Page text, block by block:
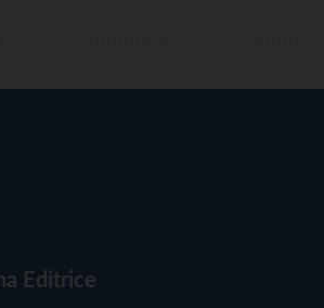
Editrice